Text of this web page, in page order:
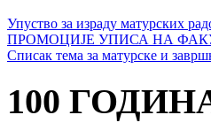
Упуство за израду матурских
ПРОМОЦИЈЕ УПИСА НА
Списак тема за матурске и
100